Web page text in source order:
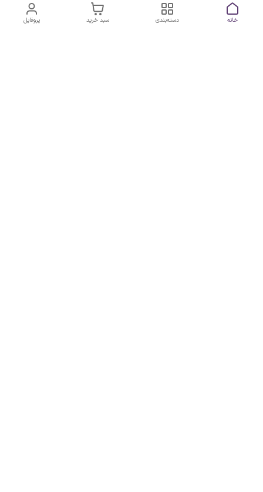
پروفایل سبد خرید دسته‌بندی خانه